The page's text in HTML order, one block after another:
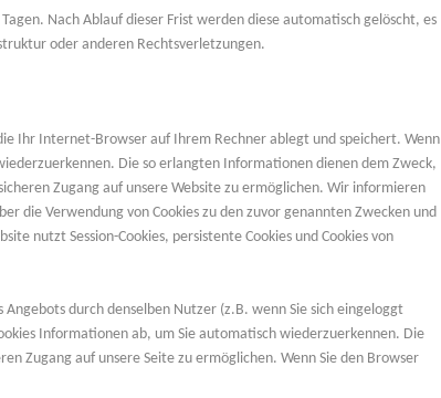
Nach Ablauf dieser Frist werden diese automatisch gelöscht, es
oder anderen Rechtsverletzungen.
Ihr Internet-Browser auf Ihrem Rechner ablegt und speichert. Wenn
Die so erlangten Informationen dienen dem Zweck,
Zugang auf unsere Website zu ermöglichen. Wir informieren
die Verwendung von Cookies zu den zuvor genannten Zwecken und
nutzt Session-Cookies, persistente Cookies und Cookies von
durch denselben Nutzer (z.B. wenn Sie sich eingeloggt
Informationen ab, um Sie automatisch wiederzuerkennen. Die
Zugang auf unsere Seite zu ermöglichen. Wenn Sie den Browser